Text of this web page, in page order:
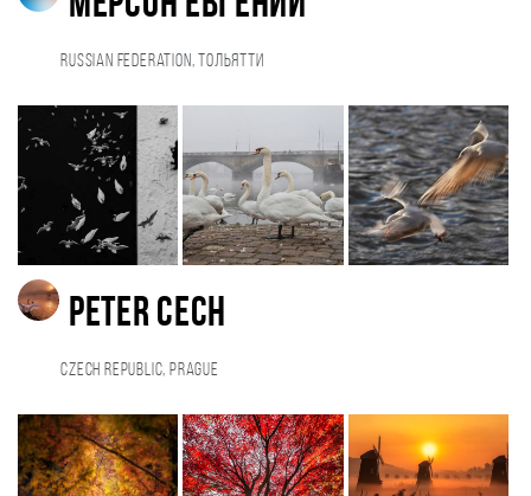
Russian Federation, Тольятти
peter cech
Czech Republic, Prague